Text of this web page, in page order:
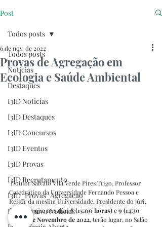
Post
Todos posts
Notícias
Destaques
I3ID Noticias
I3ID Destaques
I3ID Concursos
I3ID Eventos
I3ID Provas
I3ID Recrutamento
I3ID_Provas_Agregacao
I3ID Arquivo Notícias
Todos posts
Provas de Agregação em
Ecologia e Saúde Ambiental
6 de nov. de 2022
Doutor Salvato Vila Verde Pires Trigo, Professor
Catedrático da Universidade Fernando Pessoa e
Reitor da mesma Universidade, Presidente do júri,
faz saber que nos dias 8 (15:00 horas) e 9 (14:30
horas)
de Novembro de 2022, terão lugar, no Salão